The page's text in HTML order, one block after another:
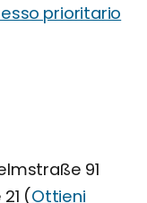
prioritario
91
(Ottieni